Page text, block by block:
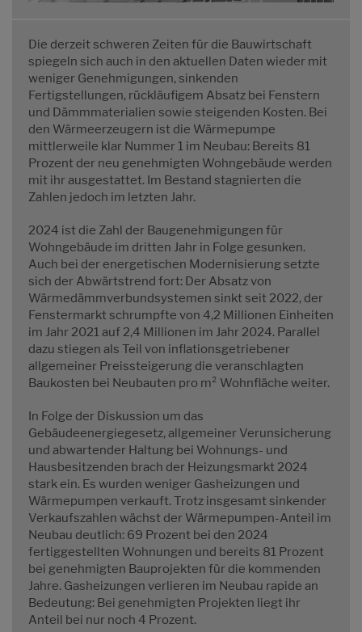
Die derzeit schweren Zeiten für die Bauwirtschaft
spiegeln sich auch in den aktuellen Daten wieder mit
weniger Genehmigungen, sinkenden
Fertigstellungen, rückläufigem Absatz bei Fenstern
und Dämmmaterialien sowie steigenden Kosten. Bei
den Wärmeerzeugern ist die Wärmepumpe
mittlerweile klar Nummer 1 im Neubau: Bereits 81
Prozent der neu genehmigten Wohngebäude werden
mit ihr ausgestattet. Im Bestand stagnierten die
Zahlen jedoch im letzten Jahr.
2024 ist die Zahl der Baugenehmigungen für
Wohngebäude im dritten Jahr in Folge gesunken.
Auch bei der energetischen Modernisierung setzte
sich der Abwärtstrend fort: Der Absatz von
Wärmedämmverbundsystemen sinkt seit 2022, der
Fenstermarkt schrumpfte von 4,2 Millionen Einheiten
im Jahr 2021 auf 2,4 Millionen im Jahr 2024. Parallel
dazu stiegen als Teil von inflationsgetriebener
allgemeiner Preissteigerung die veranschlagten
Baukosten bei Neubauten pro m² Wohnfläche weiter.
In Folge der Diskussion um das
Gebäudeenergiegesetz, allgemeiner Verunsicherung
und abwartender Haltung bei Wohnungs- und
Hausbesitzenden brach der Heizungsmarkt 2024
stark ein. Es wurden weniger Gasheizungen und
Wärmepumpen verkauft. Trotz insgesamt sinkender
Verkaufszahlen wächst der Wärmepumpen-Anteil im
Neubau deutlich: 69 Prozent bei den 2024
fertiggestellten Wohnungen und bereits 81 Prozent
bei genehmigten Bauprojekten für die kommenden
Jahre. Gasheizungen verlieren im Neubau rapide an
Bedeutung: Bei genehmigten Projekten liegt ihr
Anteil bei nur noch 4 Prozent.